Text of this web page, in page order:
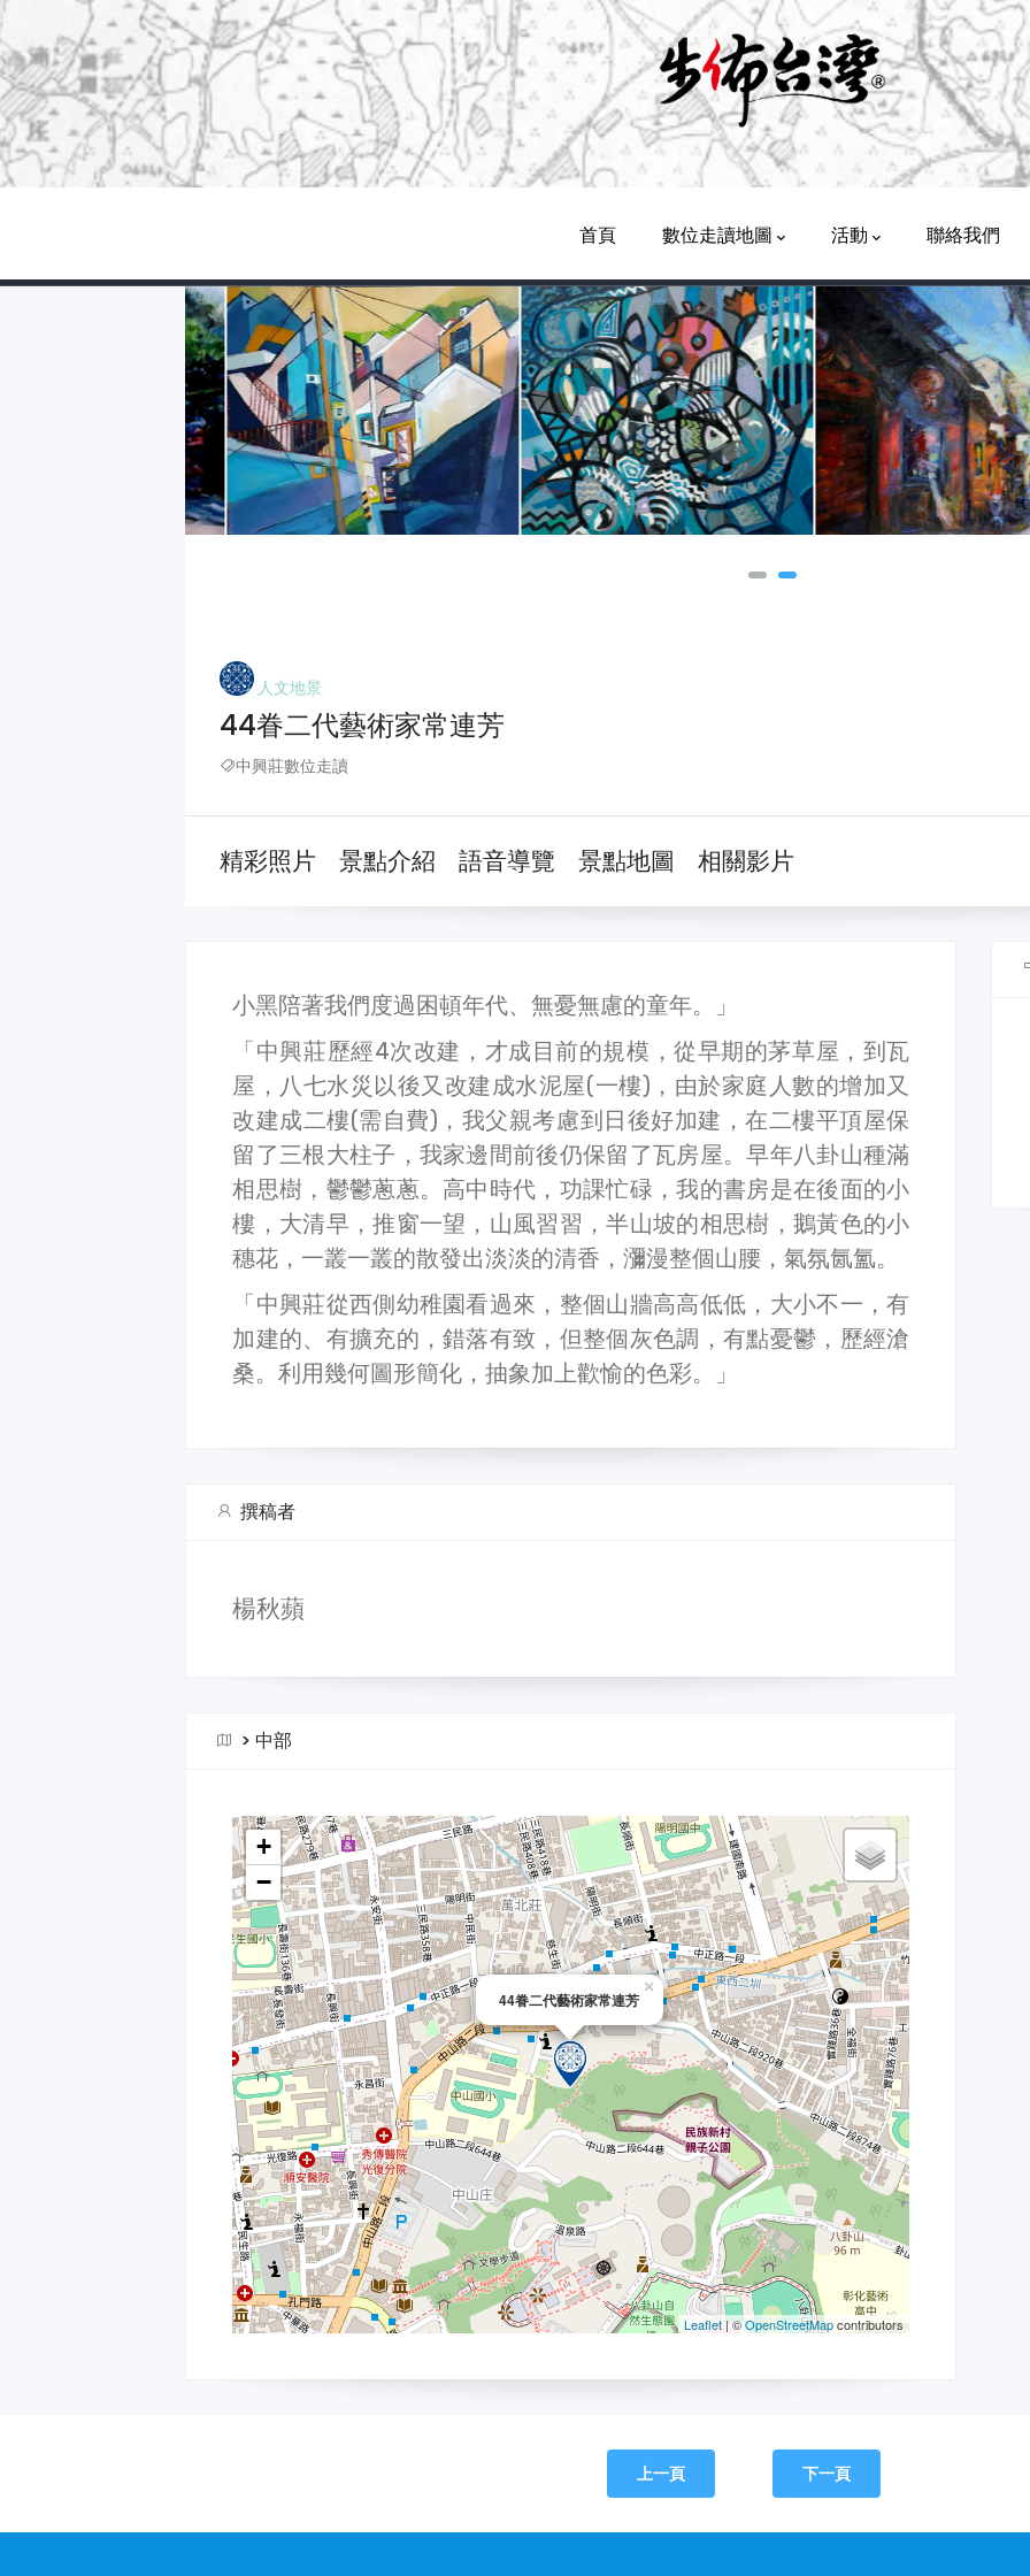
Navigation
首頁 數位走讀地圖 活動 聯絡我們
人文地景
44眷二代藝術家常連芳
中興莊數位走讀
精彩照片 景點介紹 語音導覽 景點地圖 相關影片
小黑陪著我們度過困頓年代、無憂無慮的童年。」
「中興莊歷經4次改建，才成目前的規模，從早期的茅草屋，到瓦
屋，八七水災以後又改建成水泥屋(一樓)，由於家庭人數的增加又
改建成二樓(需自費)，我父親考慮到日後好加建，在二樓平頂屋保
留了三根大柱子，我家邊間前後仍保留了瓦房屋。早年八卦山種滿
相思樹，鬱鬱蔥蔥。高中時代，功課忙碌，我的書房是在後面的小
樓，大清早，推窗一望，山風習習，半山坡的相思樹，鵝黃色的小
穗花，一叢一叢的散發出淡淡的清香，瀰漫整個山腰，氣氛氤氳。
「中興莊從西側幼稚園看過來，整個山牆高高低低，大小不一，有
加建的、有擴充的，錯落有致，但整個灰色調，有點憂鬱，歷經滄
桑。利用幾何圖形簡化，抽象加上歡愉的色彩。」
撰稿者
楊秋蘋
>中部
上一頁 下一頁